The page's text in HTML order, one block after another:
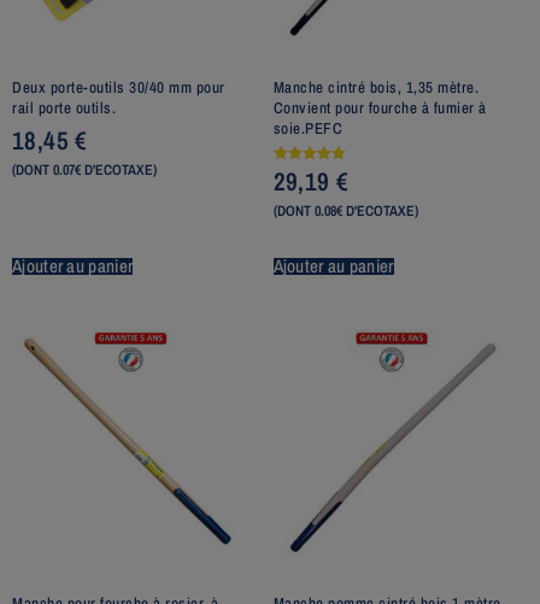
Deux porte-outils 30/40 mm pour
rail porte outils.
18,45€
(DONT 0.07€ D'ECOTAXE)
Ajouter au panier
Manche cintré bois, 1,35 mètre.
Convient pour fourche à fumier à
soie.PEFC
Note
5.00
sur 5
29,19 €
(DONT 0.08€ D'ECOTAXE)
Ajouter au panier